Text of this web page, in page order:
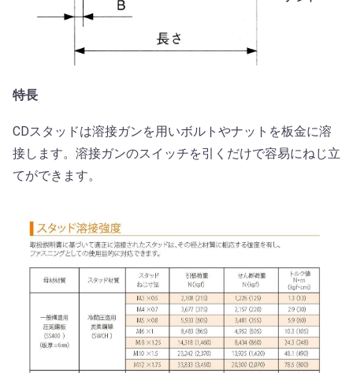
特長
CDスタッドは溶接ガンを用いボルトやナットを板金に溶
接します。溶接ガンのスイッチを引くだけで容易にねじ立
てができます。